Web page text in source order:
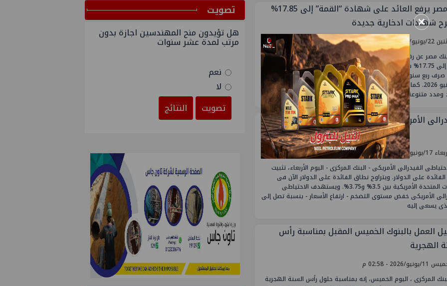
بنك مصر يرفع العائد على شهادة “القمة” إلى 17.85%
شهادات ادخارية جديدة
2026 - 08:58 م
مصر عن رفع العائد على شهادة “القمة” الثلاثية ذات العائد الثابت،
ليصل إلى 17.75% سنويًا بدورية صرف شهرية بدلًا من 17.25%، مع إطلاق
دورية صرف ربع سنوية جديدة بعائد 17.85% سنويًا، وذلك اعتبارًا من الثلاثاء
23 يونيو 2026. كما طرح البنك مجموعة جديدة من الشهادات الادخارية
ومدد متنوعة تتماشى
الأمريكى يقرر تثبيت أسعار الفائدة عند 3.5%
2026 - 09:41 م
الفيدرالى الأمريكى - البنك المركزى - اليوم الأربعاء، تثبيت
على الدولار. ويتراوح نطاق الفائدة على الدولار الآن فى
الولايات المتحدة الأمريكية بين 3.5% و3.75%. ويستهدف الاحتياطى
الأمريكى خفض مستوى التضخم - ارتفاع الأسعار - بنسبة تصل إلى
العمل بالبنوك الخميس المقبل بمناسبة رأس
الهجرية
2026 - 02:58 م
المركزى ، اليوم الخميس، إنه بمناسبة حلول رأس السنة الهجرية
ﺗﺼﻮﻳﺖ
هل تؤيدون منح المهندسين اجازة بدون
مرتب لمدة عشر سنوات
نعم
لا
تصويت
النتائج
×